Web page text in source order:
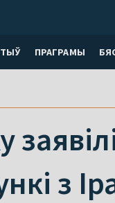
ПРАГРАМЫ
з